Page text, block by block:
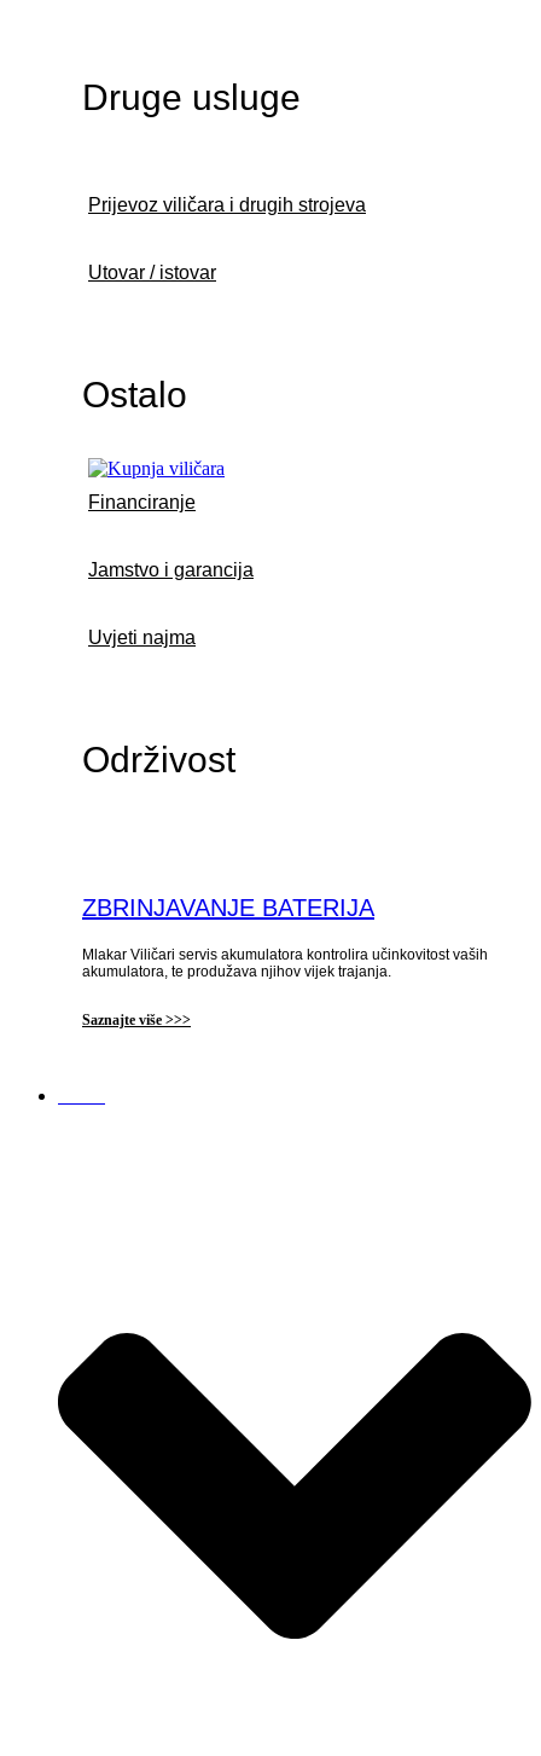
Druge usluge
Prijevoz viličara i drugih strojeva
Utovar / istovar
Ostalo
Financiranje
Jamstvo i garancija
Uvjeti najma
Održivost
ZBRINJAVANJE BATERIJA
Mlakar Viličari servis akumulatora kontrolira učinkovitost vaših
akumulatora, te produžava njihov vijek trajanja.
Saznajte više >>>